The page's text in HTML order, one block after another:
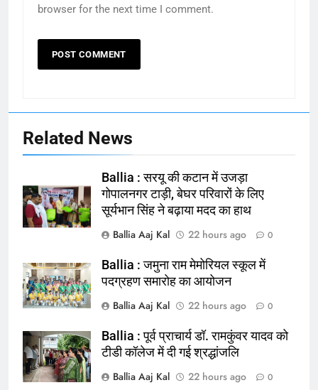
164
चिकित्सक, किया प्रदर्शन
NATIONAL बलिया
165
browser for the next time I comment.
Related News
Ballia : सरयू की कटान में उजड़ा
गोपालनगर टाड़ी, बेघर परिवारों के लिए
सूर्यभान सिंह ने बढ़ाया मदद का हाथ
Ballia Aaj Kal
22 hours ago 0
Ballia : जमुना राम मेमोरियल स्कूल में
पदग्रहण समारोह का आयोजन
Ballia Aaj Kal
22 hours ago 0
Ballia : पूर्व प्राचार्य डॉ. रामकुंवर यादव को
टीडी कॉलेज में दी गई श्रद्धांजलि
Ballia Aaj Kal
22 hours ago 0